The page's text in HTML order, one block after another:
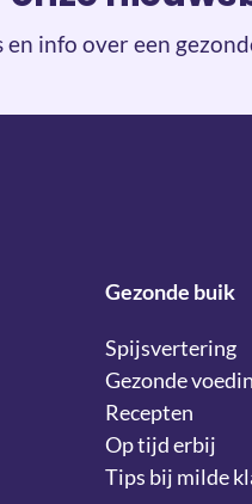
info over een
Gezonde buik
Spijsvertering
Gezonde
Recepten
Op tijd erbij
Tips bij milde